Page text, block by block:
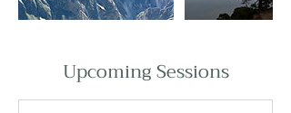
Upcoming Sessions